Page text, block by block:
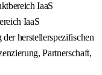
IaaS
IaaS
herstellerspezifischen
Partnerschaft,